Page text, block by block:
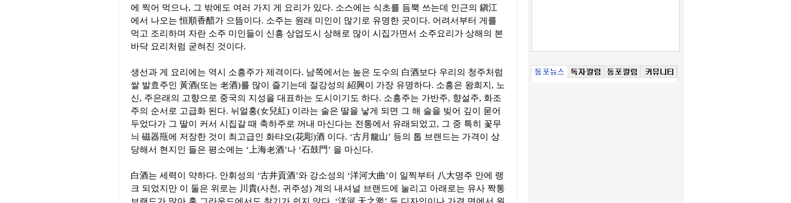
에 찍어 먹으나, 그 밖에도 여러 가지 게 요리가 있다. 소스에는 식초를 듬뿍 쓰는데 인근의 鎭江
에서 나오는 恒順香醋가 으뜸이다. 소주는 원래 미인이 많기로 유명한 곳이다. 어려서부터 게를
먹고 조리하며 자란 소주 미인들이 신흥 상업도시 상해로 많이 시집가면서 소주요리가 상해의 본
바닥 요리처럼 굳혀진 것이다.
생선과 게 요리에는 역시 소흥주가 제격이다. 남쪽에서는 높은 도수의 白酒보다 우리의 청주처럼
쌀 발효주인 黃酒(또는 老酒)를 많이 즐기는데 절강성의 紹興이 가장 유명하다. 소흥은 왕희지, 노
신, 주은래의 고향으로 중국의 지성을 대표하는 도시이기도 하다. 소흥주는 가반주, 향설주, 화조
주의 순서로 고급화 된다. 뉘얼홍(女兒紅) 이라는 술은 딸을 낳게 되면 그 해 술을 빚어 깊이 묻어
두었다가 그 딸이 커서 시집갈 때 축하주로 꺼내 마신다는 전통에서 유래되었고, 그 중 특히 꽃무
늬 磁器甁에 저장한 것이 최고급인 화탸오(花彫)酒 이다. ‘古月龍山’ 등의 톱 브랜드는 가격이 상
당해서 현지인 들은 평소에는 ‘上海老酒’나 ‘石鼓門’ 을 마신다.
白酒는 세력이 약하다. 안휘성의 ‘古井貢酒’와 강소성의 ‘洋河大曲’이 일찍부터 八大명주 안에 랭
크 되었지만 이 둘은 위로는 川貴(사천, 귀주성) 계의 내셔널 브랜드에 눌리고 아래로는 유사 짝통